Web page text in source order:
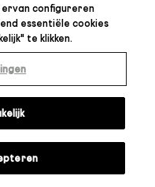
ervan configureren
essentiële cookies
" te klikken.